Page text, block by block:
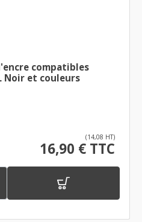
compatibles
Noir et couleurs
(14,08 HT)
16,90 € TTC